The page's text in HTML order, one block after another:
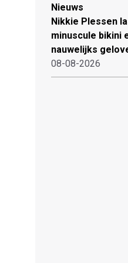
Nieuws
Nikkie Plessen
minuscule bikini
nauwelijks
08-08-2026